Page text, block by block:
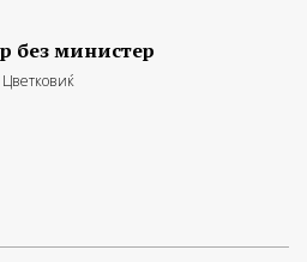
без министер